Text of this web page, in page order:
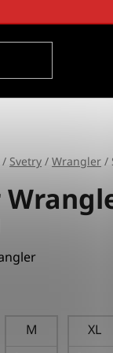
/ Svetry / Wrangler /
M XL